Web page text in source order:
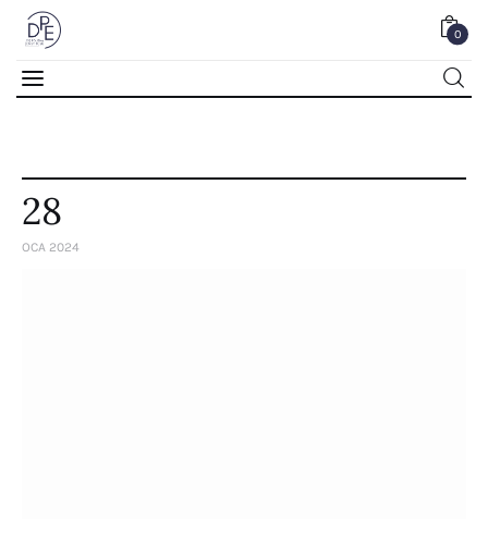
0
28
OCA 2024